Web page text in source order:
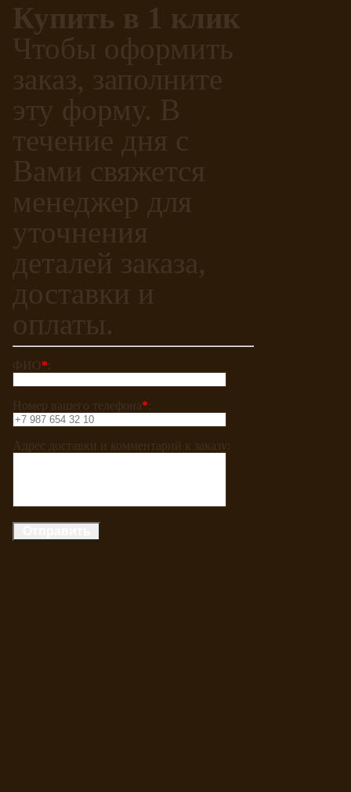
Купить в 1 клик
Чтобы оформить
заказ, заполните
эту форму. В
течение дня с
Вами свяжется
менеджер для
уточнения
деталей заказа,
доставки и
оплаты.
ФИО*
Номер вашего телефона*
Адрес доставки и комментарий к заказу: